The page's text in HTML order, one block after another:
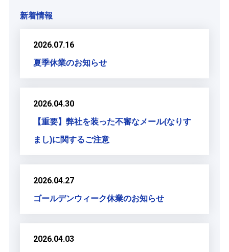
新着情報
2026.07.16
夏季休業のお知らせ
2026.04.30
【重要】弊社を装った不審なメール(なりす
まし)に関するご注意
2026.04.27
ゴールデンウィーク休業のお知らせ
2026.04.03